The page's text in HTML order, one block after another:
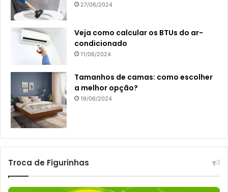
27/06/2024
Veja como calcular os BTUs do ar-
condicionado
11/06/2024
Tamanhos de camas: como escolher
a melhor opção?
19/06/2024
Troca de Figurinhas